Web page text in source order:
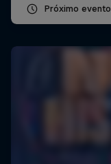
Próximo evento